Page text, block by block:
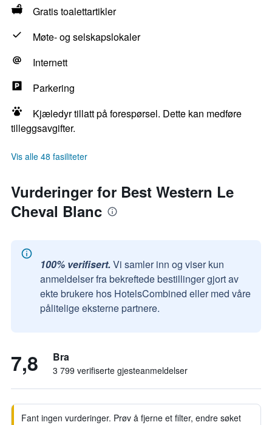
Gratis toalettartikler
Møte- og selskapslokaler
Internett
Parkering
Kjæledyr tillatt på forespørsel. Dette kan medføre
tilleggsavgifter.
Vis alle 48 fasiliteter
Vurderinger for Best Western Le
Cheval Blanc
100% verifisert. Vi samler inn og viser kun
anmeldelser fra bekreftede bestillinger gjort av
ekte brukere hos HotelsCombined eller med våre
pålitelige eksterne partnere.
7,8 Bra
3 799 verifiserte gjesteanmeldelser
Fant ingen vurderinger. Prøv å fjerne et filter, endre søket